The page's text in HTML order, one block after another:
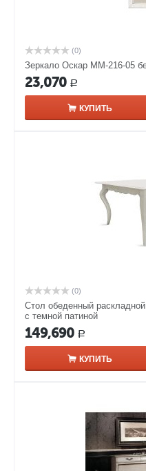
(0)
Зеркало Оскар ММ-216-05
23,070 Р
КУПИТЬ
(0)
Стол обеденный
с темной патиной
149,690 Р
КУПИТЬ